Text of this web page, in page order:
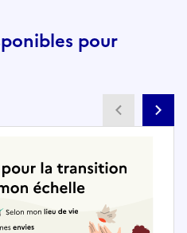
pour